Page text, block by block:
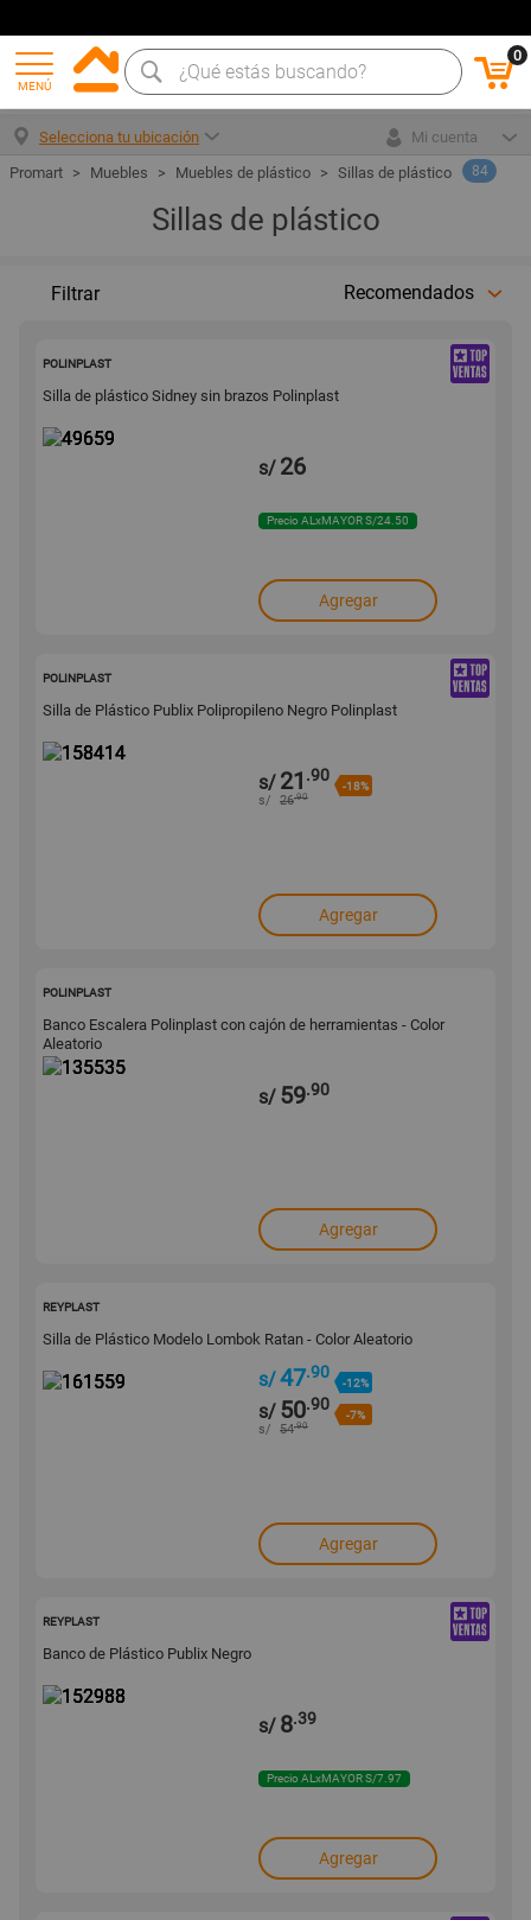
MENÚ
0
Selecciona tu ubicación
Mi cuenta
Muebles
Muebles de plástico Sillas de plástico 84
Sillas de plástico
Filtrar Recomendados
POLINPLAST
Silla de plástico Sidney sin brazos Polinplast
s/ 26
Precio ALxMAYOR S/24.50
Agregar
POLINPLAST
Silla de Plástico Publix Polipropileno Negro Polinplast
s/ 21 .90
-18%
s/ 26.90
Agregar
POLINPLAST
Banco Escalera Polinplast con cajón de herramientas - Color
Aleatorio
s/ 59.90
Agregar
REYPLAST
Silla de Plástico Modelo Lombok Ratan - Color Aleatorio
s/47.90
-12%
s/ 50.90
-7%
s/ 54.90
Agregar
REYPLAST
Banco de Plástico Publix Negro
s/ 8.39
Precio ALxMAYOR S/7.97
Agregar